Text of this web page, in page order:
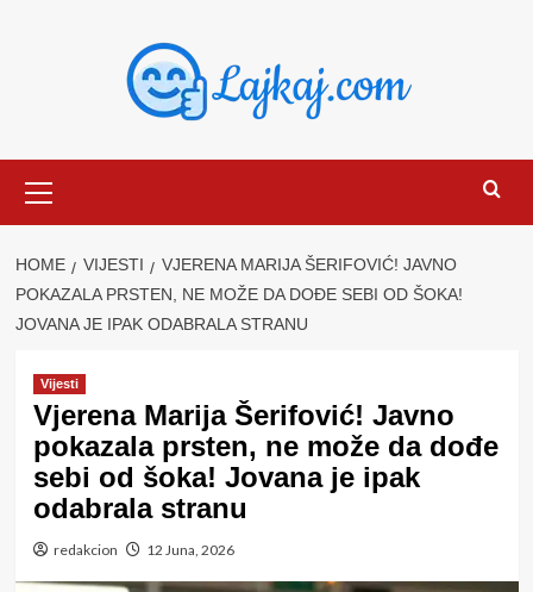
Menu
HOME VIJESTI
VJERENA MARIJA ŠERIFOVIĆ! JAVNO
POKAZALA PRSTEN, NE MOŽE DA DOĐE SEBI OD ŠOKA!
JOVANA JE IPAK ODABRALA STRANU
Vijesti
Vjerena Marija Šerifović! Javno
pokazala prsten, ne može da dođe
sebi od šoka! Jovana je ipak
odabrala stranu
redakcion 12 Juna, 2026